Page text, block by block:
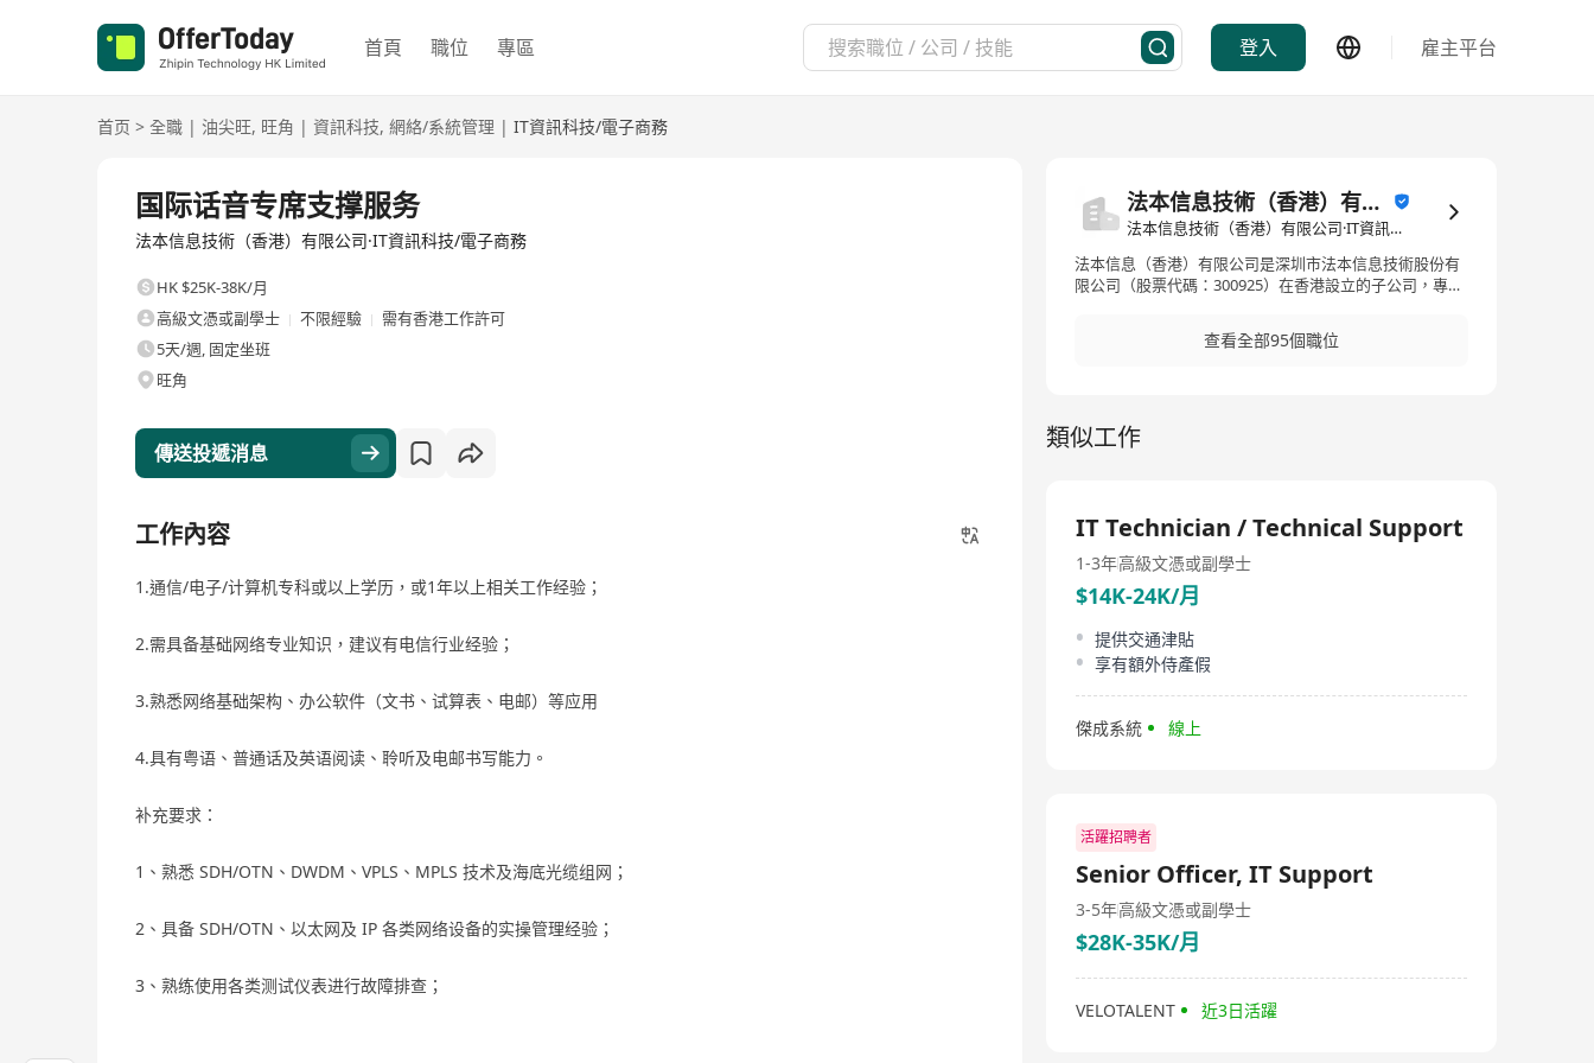
首頁 職位 專區 登入 雇主平台
首页 > 全職 | 油尖旺, 旺角 | 資訊科技, 網絡/系統管理 | IT資訊科技/電子商務
国际话音专席支撑服务
法本信息技術（香港）有限公司·IT資訊科技/電子商務
HK $25K-38K/月
高級文憑或副學士
不限經驗
需有香港工作許可
5天/週, 固定坐班
旺角
傳送投遞消息
工作內容
1.通信/电子/计算机专科或以上学历，或1年以上相关工作经验；
2.需具备基础网络专业知识，建议有电信行业经验；
3.熟悉网络基础架构、办公软件（文书、试算表、电邮）等应用
4.具有粤语、普通话及英语阅读、聆听及电邮书写能力。
补充要求：
1、熟悉 SDH/OTN、DWDM、VPLS、MPLS 技术及海底光缆组网；
2、具备 SDH/OTN、以太网及 IP 各类网络设备的实操管理经验；
3、熟练使用各类测试仪表进行故障排查；
法本信息技術（香港）有限公司
法本信息技術（香港）有限公司·IT資訊科技/電子商務
法本信息（香港）有限公司是深圳市法本信息技術股份有
限公司（股票代碼：300925）在香港設立的子公司，專注
法本信息在國際市場的重要佈局，香港公司憑藉總部在中
國內地的技術積累與行業經驗，致力為亞太區及全球客戶
查看全部95個職位
類似工作
IT Technician / Technical Support
1-3年高級文憑或副學士
$14K-24K/月
提供交通津貼
享有額外侍產假
傑成系統 線上
活躍招聘者
Senior Officer, IT Support
3-5年高級文憑或副學士
$28K-35K/月
VELOTALENT 近3日活躍